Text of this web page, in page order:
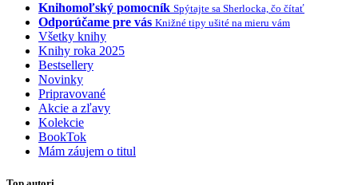
Knihomoľský pomocník Spýtajte sa Sherlocka, čo čítať
Odporúčame pre vás Knižné tipy ušité na mieru vám
Všetky knihy
Knihy roka 2025
Bestsellery
Novinky
Pripravované
Akcie a zľavy
Kolekcie
BookTok
Mám záujem o titul